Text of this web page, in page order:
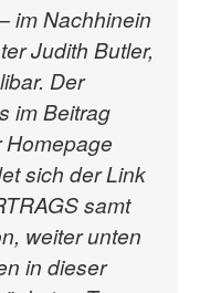
im Nachhinein
Judith Butler,
Der
im Beitrag
Homepage
sich der Link
samt
weiter unten
in dieser